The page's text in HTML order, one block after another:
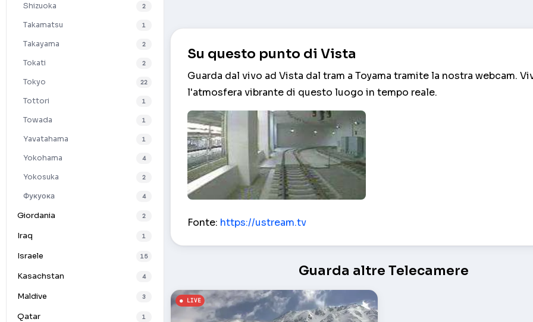
Shizuoka 2
Takamatsu 1
Takayama 2
Tokati 2
Tokyo 22
Tottori 1
Towada 1
Yavatahama 1
Yokohama 4
Yokosuka 2
Фукуока 4
Giordania 2
Iraq 1
Israele 15
Kasachstan 4
Maldive 3
Qatar 1
Su questo punto di Vista
Guarda dal vivo ad Vista dal tram a Toyama tramite la nostra webcam.
l'atmosfera vibrante di questo luogo in tempo reale.
Fonte: https://ustream.tv
Guarda altre Telecamere